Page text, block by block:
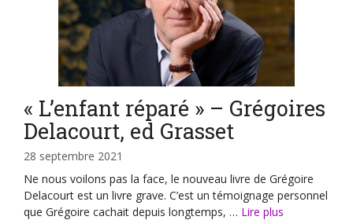
« L’enfant réparé » – Grégoires
Delacourt, ed Grasset
28 septembre 2021
Ne nous voilons pas la face, le nouveau livre de Grégoire
Delacourt est un livre grave. C’est un témoignage personnel
que Grégoire cachait depuis longtemps, … Lire plus